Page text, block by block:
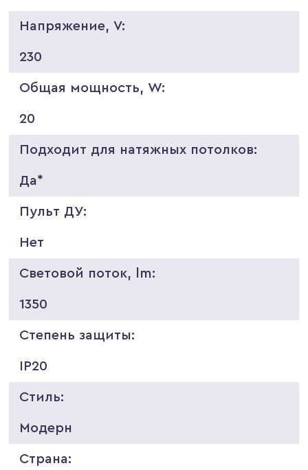
Напряжение, V:
230
Общая мощность, W:
20
Подходит для натяжных потолков:
Да*
Пульт ДУ:
Нет
Световой поток, lm:
1350
Степень защиты:
IP20
Стиль:
Модерн
Страна: